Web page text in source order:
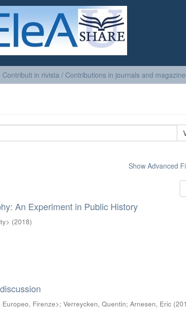
Contributi in rivista / Contributions in journals and
Show Advanced
An Experiment in Public History
(2018)
Firenze>;Verreycken, Quentin;Arnesen, Eric (